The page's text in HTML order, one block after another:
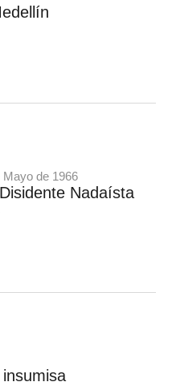
de 1966
Nadaísta